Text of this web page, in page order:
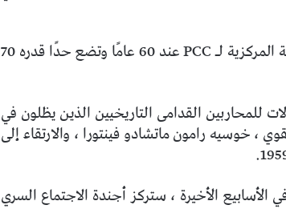
تحدد القواعد الجديدة الحد الأقصى لسن الانضمام إلى اللجنة المركزية لـ PCC عند 60 عامًا وتضع حدًا قدره 70
للمحاربين القدامى التاريخيين الذين يظلون في
، خوسيه رامون ماتشادو فينتورا ، والارتقاء إلى
الأسابيع الأخيرة ، ستركز أجندة الاجتماع السري